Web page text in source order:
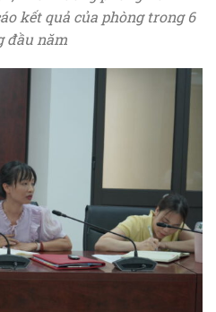
kết quả của phòng trong 6
đầu năm